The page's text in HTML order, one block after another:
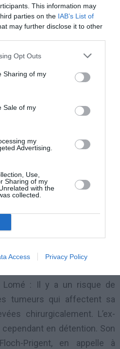
This information may
parties on the IAB’s List of
may further disclose it to other
Opt Outs
Sharing of my
Sale of my
my
Advertising.
Use,
Sharing of my
with the
collected.
Access Privacy Policy
Le Floch-Prigent qui souffre
rester à la disposition de la
semaine de détention, les
santé. Demande rejetée par
la charge.
de leur client à un
qui envoie aux autorités
français des Affaires
on ne peut plus clair : Loïk
dans une situation
Lomé : Il y a un risque de
tumeurs qui affectent sa
chirurgicalement. L’ex-
en détention. Son
Prigent, en appelle à